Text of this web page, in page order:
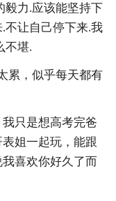
毅力.应该能坚持下
不让自己停下来.我
不堪.
累，似乎每天都有
只是想高考完爸
姐一起玩，能跟
喜欢你好久了而